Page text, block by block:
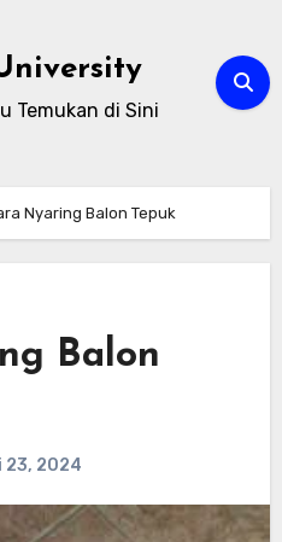
Temukan di Sini
Nyaring Balon Tepuk
Balon
23, 2024